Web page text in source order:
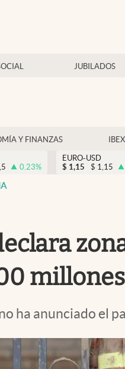
JUBILADOS
Y FINANZAS
0.23%
EURO-USD
$ 1,15 $ 1,15
ha anunciado el